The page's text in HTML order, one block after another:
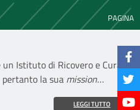
PAGINA
Istituto di Ricovero e Cura a
pertanto la sua mission
la ricerca sanitaria.
LEGGI TUTTO